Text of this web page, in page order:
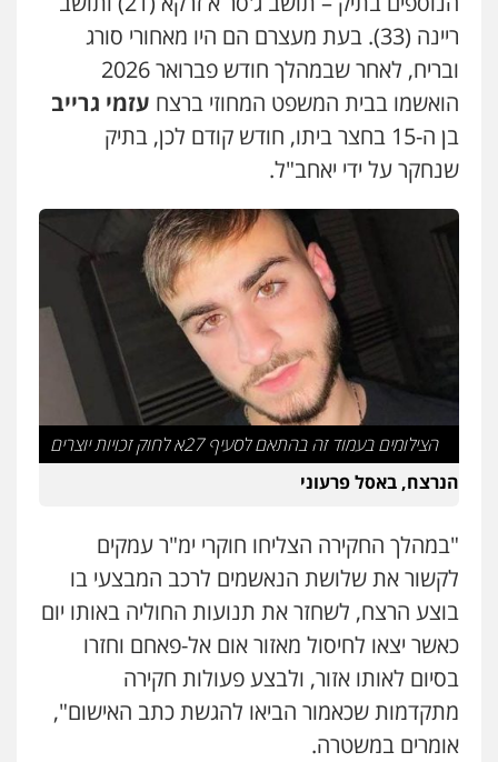
עורך דין פלילי רובי גלבוע
פלילי פשיעה חמורה צווארון לבן תעבורה
0505537656
חנא בולוס – משרד עורכי דין
פלילי פשיעה חמורה צווארון לבן נזיקין
0546661544
עו"ד קובי בן שעיה
פלילי צווארון לבן צבאי
0524040052
עו"ד אורי רינצקי
פלילי כלכלי ניהול משפטים
0506216813
עו"ד אייל אוחיון
פלילי עורכי דין לענייני אסירים מעצרים
וחקירות
0523602602
עו"ד אשרף שחאדה
פלילי פשיעה חמורה מעצרים וחקירות
תעבורה
0549535659
ריינה (33). בעת מעצרם הם היו מאחורי סורג
ובריח, לאחר שבמהלך חודש פברואר 2026
הואשמו בבית המשפט המחוזי ברצח עזמי גרייב
בן ה-15 בחצר ביתו, חודש קודם לכן, בתיק
שנחקר על ידי יאחב"ל.
הצילומים בעמוד זה בהתאם לסעיף 27א לחוק זכויות יוצרים
הנרצח, באסל פרעוני
"במהלך החקירה הצליחו חוקרי ימ"ר עמקים
לקשור את שלושת הנאשמים לרכב המבצעי בו
בוצע הרצח, לשחזר את תנועות החוליה באותו יום
כאשר יצאו לחיסול מאזור אום אל-פאחם וחזרו
בסיום לאותו אזור, ולבצע פעולות חקירה
מתקדמות שכאמור הביאו להגשת כתב האישום",
אומרים במשטרה.